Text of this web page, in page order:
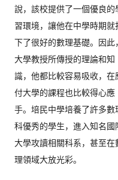
說， 該校提供了一個優良的
習環境， 讓他在中學時期就
下了很好的數理基礎。因此，
大學教授所傳授的理論和知
識，他都比較容易吸收， 在
付大學的課程也比較得心應
手。 培民中學培養了許多數
科優秀的學生， 進入知名國
大學攻讀相關科系，甚至在
理領域大放光彩。